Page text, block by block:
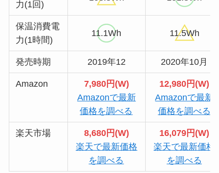
力(1回)
保温消費電
力(1時間)
11.1Wh 11.5Wh
発売時期 2019年12 2020年10月
Amazon
7,980円(W)
Amazonで最新
価格を調べる
12,980円(W)
Amazonで最新
価格を調べる
楽天市場
8,680円(W)
楽天で最新価格
を調べる
16,079円(W)
楽天で最新価格
を調べる